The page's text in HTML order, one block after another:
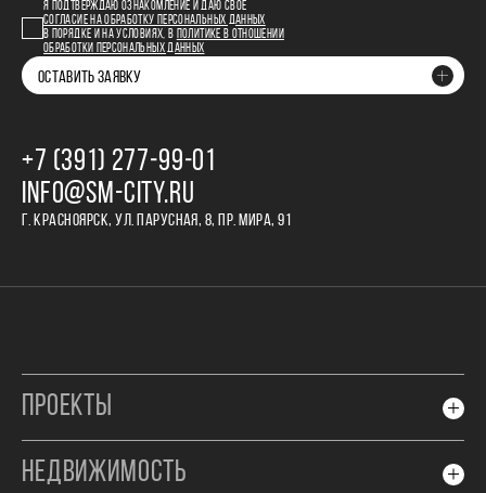
Я ПОДТВЕРЖДАЮ ОЗНАКОМЛЕНИЕ И ДАЮ СВОЕ
СОГЛАСИЕ НА ОБРАБОТКУ ПЕРСОНАЛЬНЫХ ДАННЫХ
В ПОРЯДКЕ И НА УСЛОВИЯХ, В ПОЛИТИКЕ В ОТНОШЕНИИ
ОБРАБОТКИ ПЕРСОНАЛЬНЫХ ДАННЫХ
ОСТАВИТЬ ЗАЯВКУ
+7 (391) 277‒99‒01
INFO@SM-CITY.RU
Г. КРАСНОЯРСК, УЛ. ПАРУСНАЯ, 8, ПР. МИРА, 91
ПРОЕКТЫ
НЕДВИЖИМОСТЬ